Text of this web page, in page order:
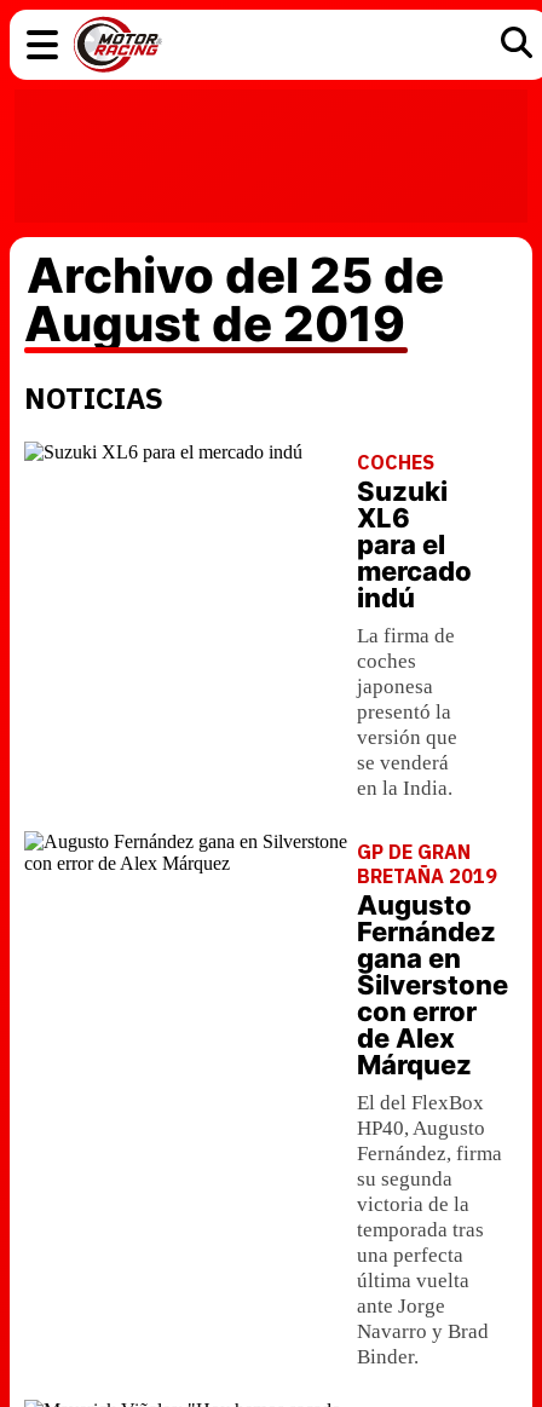
Archivo del 25 de
August de 2019
NOTICIAS
COCHES
Suzuki
XL6
para el
mercado
indú
La firma de
coches
japonesa
presentó la
versión que
se venderá
en la India.
GP DE GRAN
BRETAÑA 2019
Augusto
Fernández
gana en
Silverstone
con error
de Alex
Márquez
El del FlexBox
HP40, Augusto
Fernández, firma
su segunda
victoria de la
temporada tras
una perfecta
última vuelta
ante Jorge
Navarro y Brad
Binder.